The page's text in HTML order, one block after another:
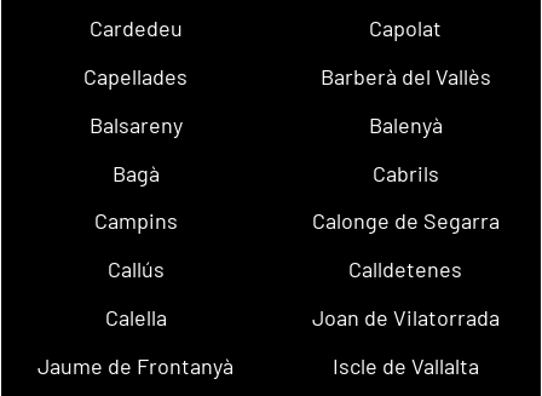
Cardedeu
Capolat
Capellades
Barberà del Vallès
Balsareny
Balenyà
Bagà
Cabrils
Campins
Calonge de Segarra
Callús
Calldetenes
Calella
Joan de Vilatorrada
Jaume de Frontanyà
Iscle de Vallalta